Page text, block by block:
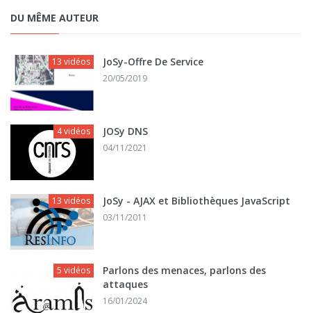
DU MÊME AUTEUR
13 vidéos JoSy-Offre De Service
20/05/2019
4 vidéos JOSy DNS
04/11/2021
13 vidéos JoSy - AJAX et Bibliothèques JavaScript
03/11/2011
5 vidéos
Parlons des menaces, parlons des
attaques
16/01/2024